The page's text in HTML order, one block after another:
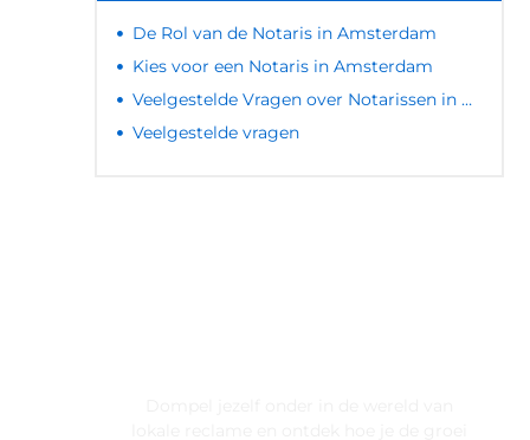
De Rol van de Notaris in Amsterdam
Kies voor een Notaris in Amsterdam
Veelgestelde Vragen over Notarissen in Amsterdam
Veelgestelde vragen